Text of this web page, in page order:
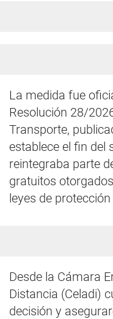
La medida fue
Resolución 28/
Transporte,
establece el fin del
reintegraba parte
gratuitos
leyes de
Desde la Cámara
Distancia (Celadi)
decisión y